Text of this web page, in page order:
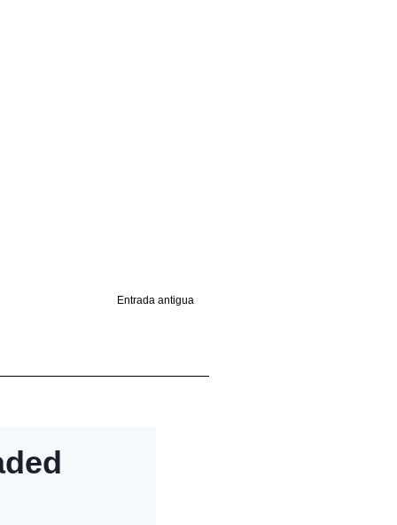
Entrada antigua